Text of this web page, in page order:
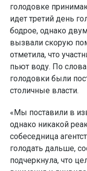
голодовке
идет третий день
бодрое, однако
вызвали скорую
отметила, что
пьют воду. По
голодовки были
столичные власти.
«Мы поставили в
однако никакой
собеседница
голодать дальше,
подчеркнула, что